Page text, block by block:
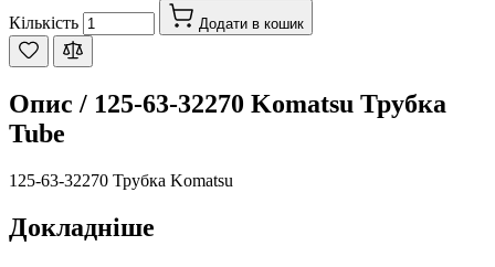
Кількість Додати в кошик
Опис / 125-63-32270 Komatsu Трубка
Tube
125-63-32270 Трубка Komatsu
Докладніше